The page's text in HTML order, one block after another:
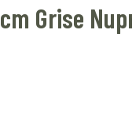
cm Grise